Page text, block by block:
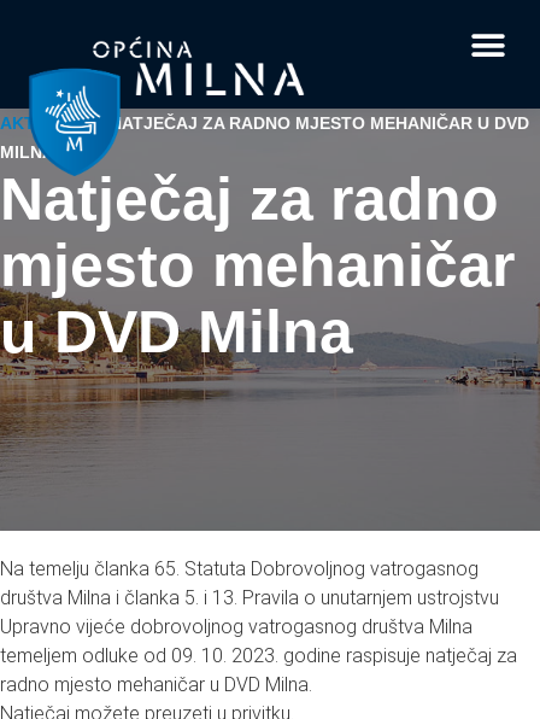
AKTUALNO/
NATJEČAJ ZA RADNO MJESTO MEHANIČAR U DVD
MILNA
Natječaj za radno
mjesto mehaničar
u DVD Milna
Na temelju članka 65. Statuta Dobrovoljnog vatrogasnog
društva Milna i članka 5. i 13. Pravila o unutarnjem ustrojstvu
Upravno vijeće dobrovoljnog vatrogasnog društva Milna
temeljem odluke od 09. 10. 2023. godine raspisuje natječaj za
radno mjesto mehaničar u DVD Milna.
Natječaj možete preuzeti u privitku.